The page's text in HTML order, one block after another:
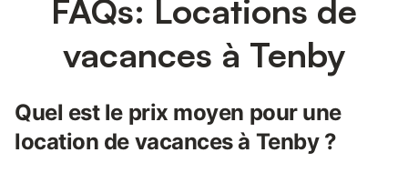
FAQs: Locations de
vacances à Tenby
Quel est le prix moyen pour une
location de vacances à Tenby ?